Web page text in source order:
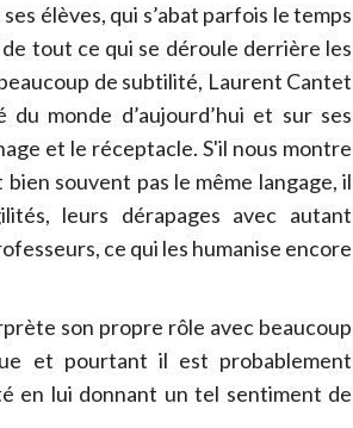
élèves, qui s’abat parfois le temps
tout ce qui se déroule derrière les
de subtilité, Laurent Cantet
monde d’aujourd’hui et sur ses
et le réceptacle. S'il nous montre
souvent pas le même langage, il
leurs dérapages avec autant
ce qui les humanise encore
son propre rôle avec beaucoup
et pourtant il est probablement
en lui donnant un tel sentiment de